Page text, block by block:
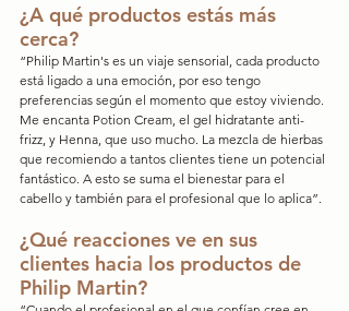
¿A qué productos estás más
cerca?
“Philip Martin's es un viaje sensorial, cada producto
está ligado a una emoción, por eso tengo
preferencias según el momento que estoy viviendo.
Me encanta Potion Cream, el gel hidratante anti-
frizz, y Henna, que uso mucho. La mezcla de hierbas
que recomiendo a tantos clientes tiene un potencial
fantástico. A esto se suma el bienestar para el
cabello y también para el profesional que lo aplica”.
¿Qué reacciones ve en sus
clientes hacia los productos de
Philip Martin?